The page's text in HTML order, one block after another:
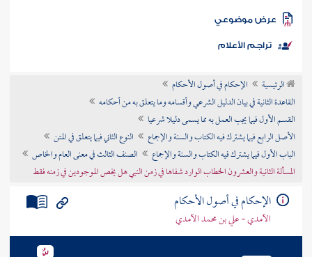
الكتب
موضوعي
تراجم الأعلام
الرئيسية
الإحكام في أصول الأحكام
القاعدة الثانية في بيان الدليل الشرعي وأقسامه وما يتعلق به من أحكامه
القسم الأول فيما يجب العمل به مما يسمى دليلا شرعيا
الأصل الرابع فيما يشترك فيه الكتاب والسنة والإجماع
النوع الثاني فيما يتعلق في المتن
الباب الأول فيما يشترك فيه الكتاب والسنة والإجماع
الصنف الثالث في معنى العام والخاص
المسألة الثانية والعشرون الخطاب الوارد شفاها في زمن النبي هل يخص الموجودين في زمنه فقط
الإحكام في أصول الأحكام
الآمدي - علي بن محمد الآمدي